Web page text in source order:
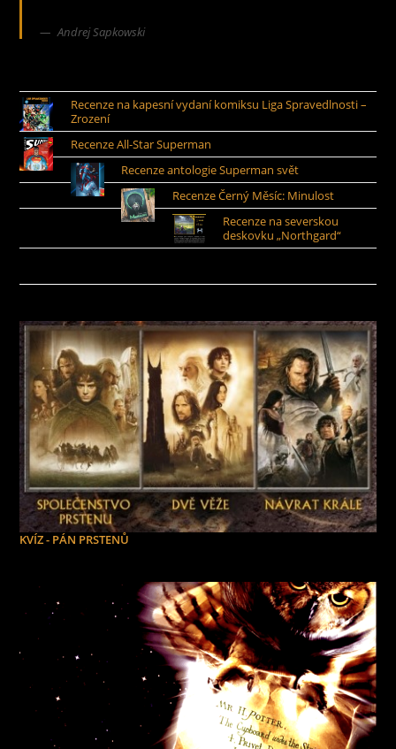
Andrej Sapkowski
Recenze na kapesní vydaní komiksu Liga Spravedlnosti –
Zrození
Recenze All-Star Superman
Recenze antologie Superman svět
Recenze Černý Měsíc: Minulost
Recenze na severskou
deskovku „Northgard“
KVÍZ - PÁN PRSTENŮ